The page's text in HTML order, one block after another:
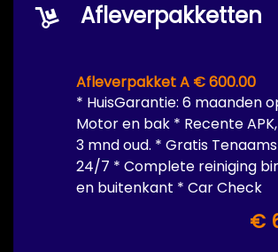
Afleverpakketten
Afleverpakket A € 600.00
* HuisGarantie: 6 maanden
Motor en bak * Recente
3 mnd oud. * Gratis
24/7 * Complete reiniging
en buitenkant * Car Check
€